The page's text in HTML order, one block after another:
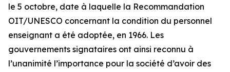
le 5 octobre, date à laquelle la Recommandation
OIT/UNESCO concernant la condition du personnel
enseignant a été adoptée, en 1966. Les
gouvernements signataires ont ainsi reconnu à
l’unanimité l’importance pour la société d’avoir des